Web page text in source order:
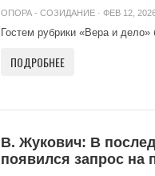
ОПОРА - СОЗИДАНИЕ · ФЕВ 12,
Гостем рубрики «Вера и
ПОДРОБНЕЕ
В. Жукович: В
появился запрос на